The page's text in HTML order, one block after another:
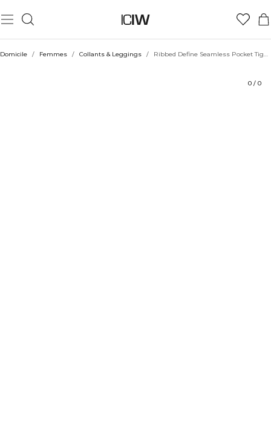
Domicile / Femmes / Collants & Leggings / Ribbed Define Seamless Pocket Tights Light Green
0 / 0